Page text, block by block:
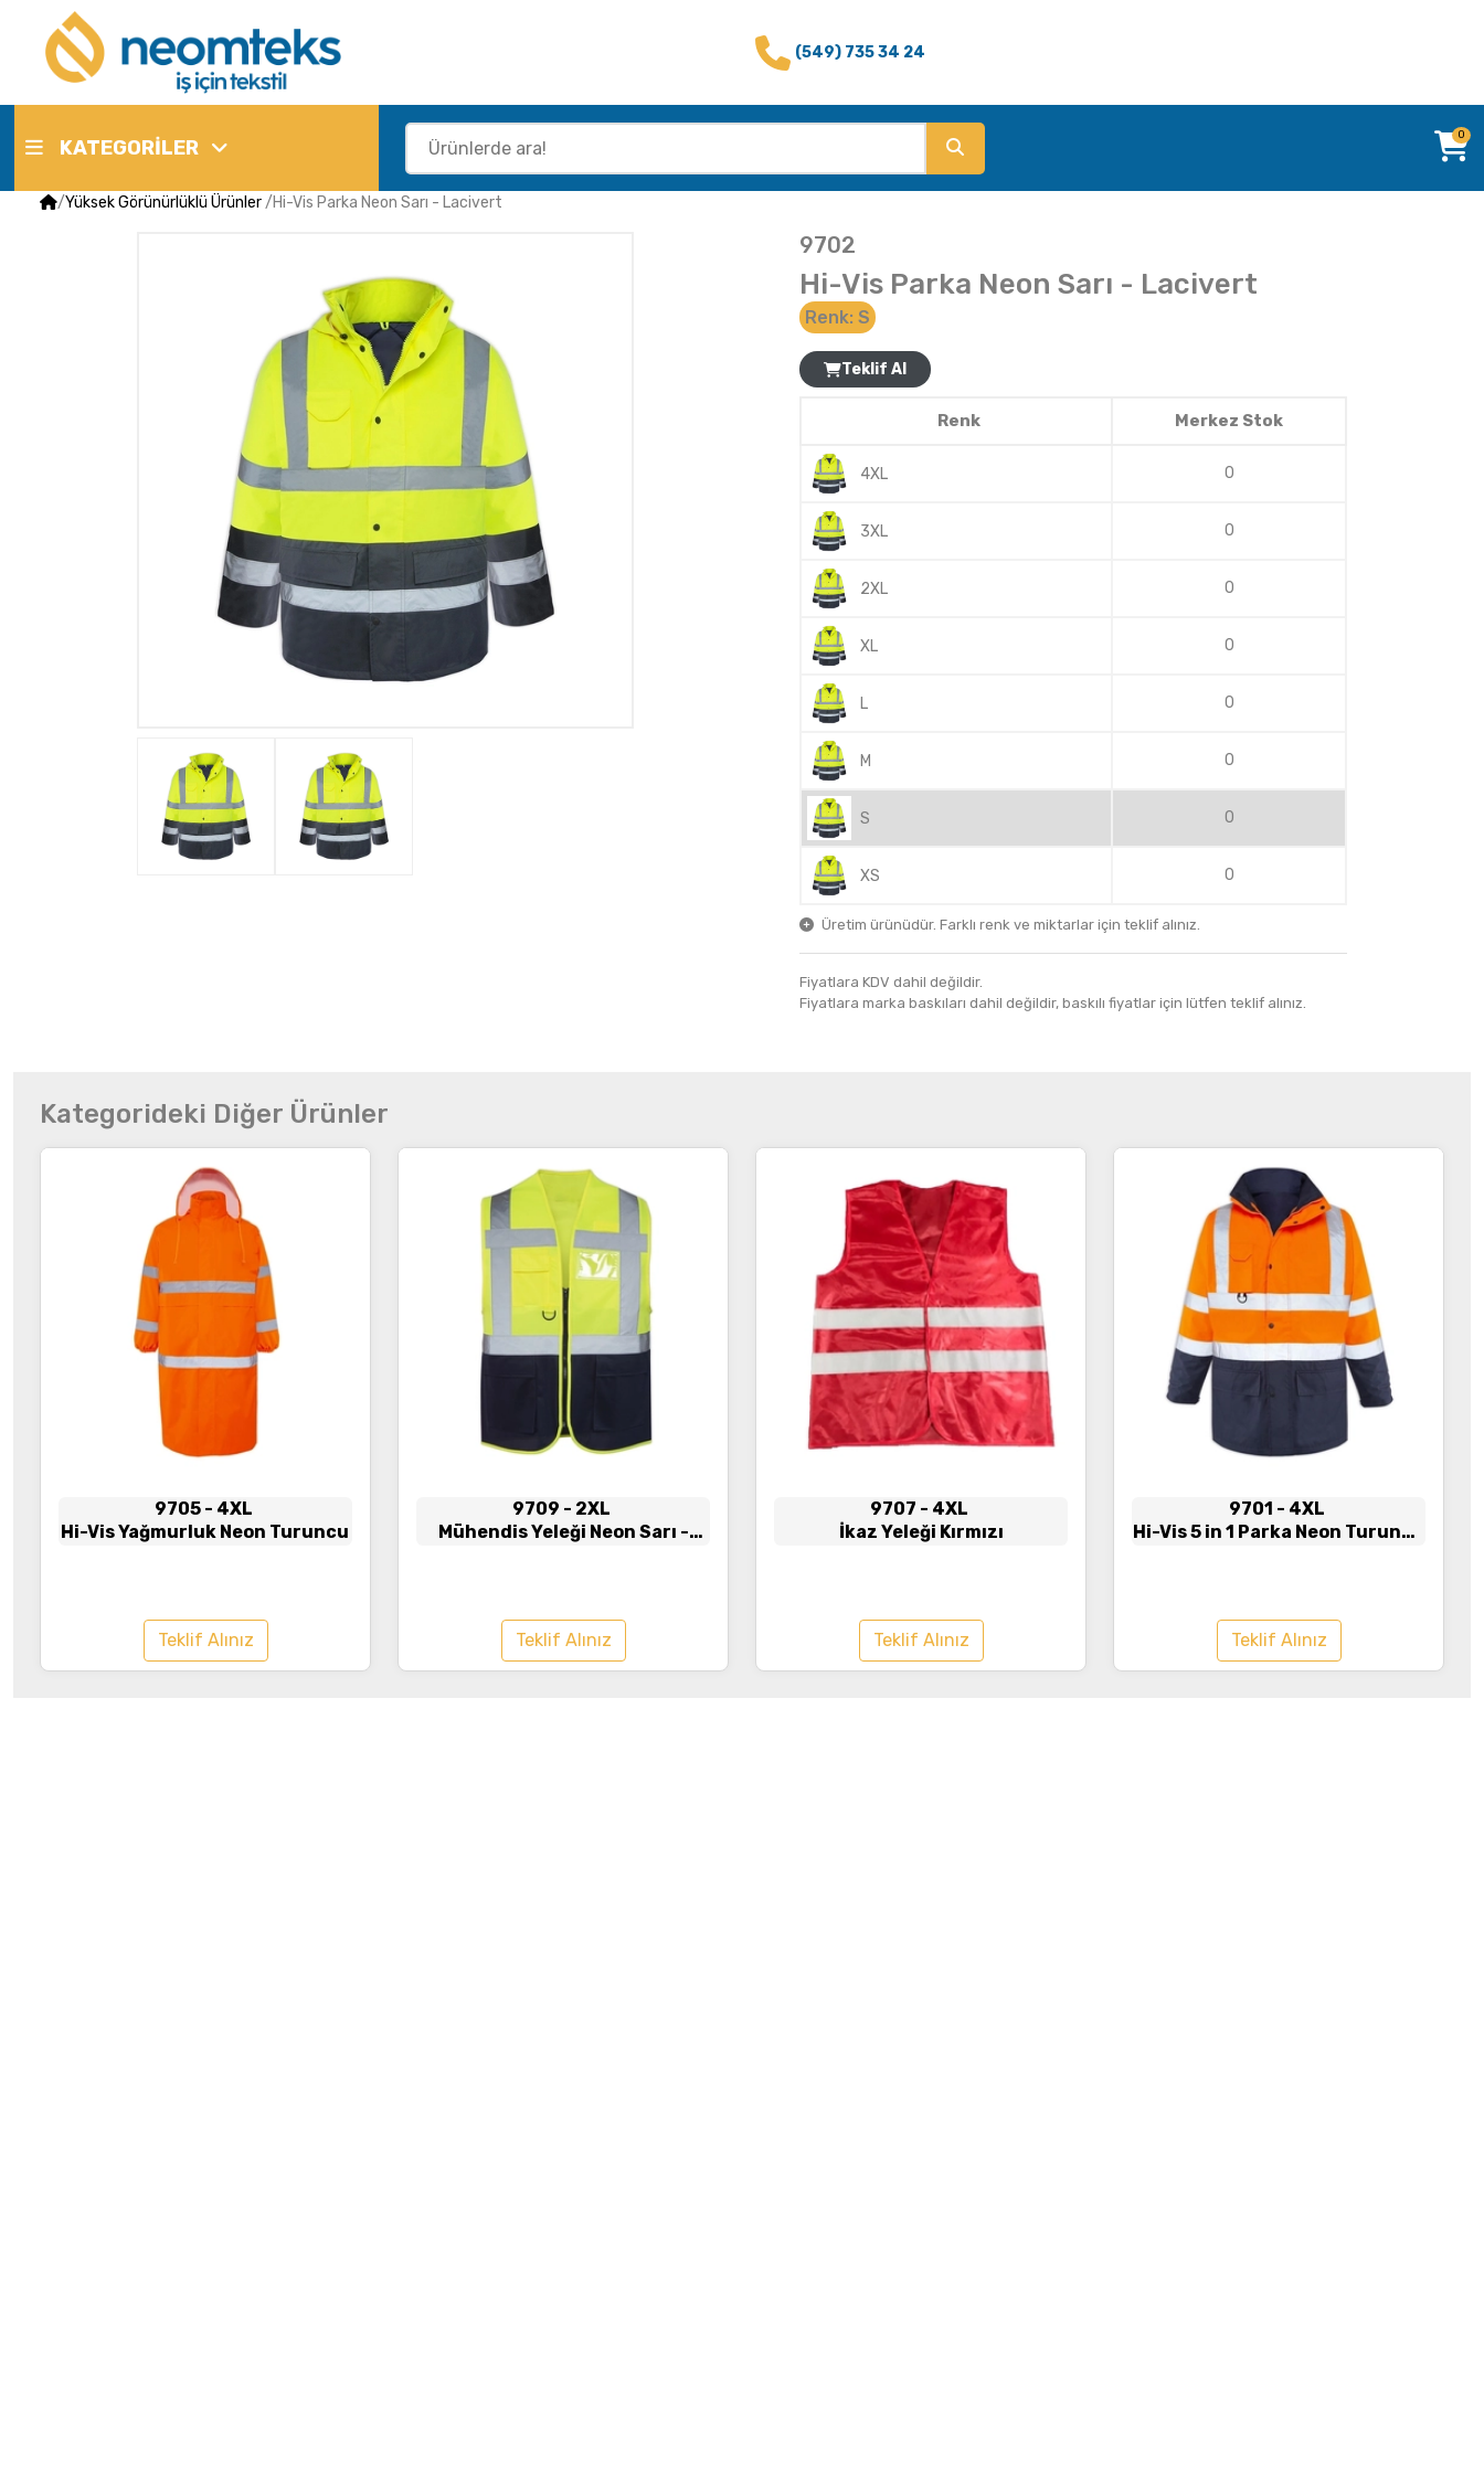
(549) 735 34 24
KATEGORİLER
0
/Yüksek Görünürlüklü Ürünler/Hi-Vis Parka Neon Sarı - Lacivert
9702
Hi-Vis Parka Neon Sarı - Lacivert
Renk: S
Teklif Al
Renk Merkez Stok
4XL 0
3XL 0
2XL 0
XL 0
L 0
M 0
S 0
XS 0
Üretim ürünüdür. Farklı renk ve miktarlar için teklif alınız.
Fiyatlara KDV dahil değildir.
Fiyatlara marka baskıları dahil değildir, baskılı fiyatlar için lütfen teklif alınız.
Kategorideki Diğer Ürünler
9705 - 4XL
Hi-Vis Yağmurluk Neon Turuncu
Teklif Alınız
İncele
9709 - 2XL
Mühendis Yeleği Neon Sarı -
Teklif Alınız
İncele
9707 - 4XL
İkaz Yeleği Kırmızı
Teklif Alınız
9701 - 4XL
Hi-Vis 5 in 1 Parka Neon Turuncu
Teklif Alınız